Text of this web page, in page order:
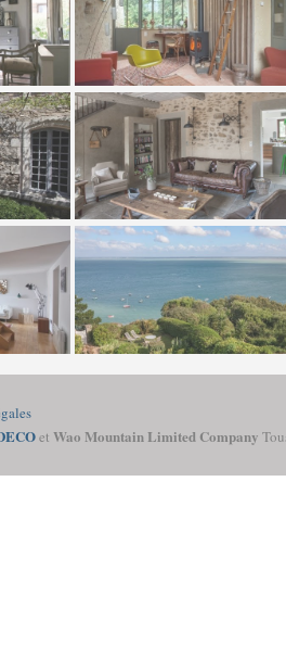
et Wao Mountain Limited Company